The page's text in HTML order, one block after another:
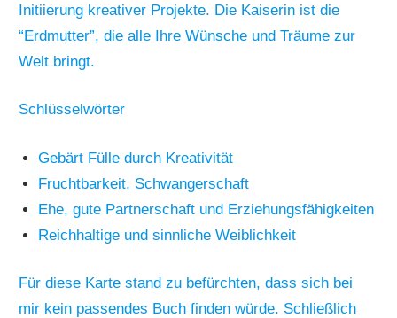
Initiierung kreativer Projekte. Die Kaiserin ist die
“Erdmutter”, die alle Ihre Wünsche und Träume zur
Welt bringt.
Schlüsselwörter
Gebärt Fülle durch Kreativität
Fruchtbarkeit, Schwangerschaft
Ehe, gute Partnerschaft und Erziehungsfähigkeiten
Reichhaltige und sinnliche Weiblichkeit
Für diese Karte stand zu befürchten, dass sich bei
mir kein passendes Buch finden würde. Schließlich